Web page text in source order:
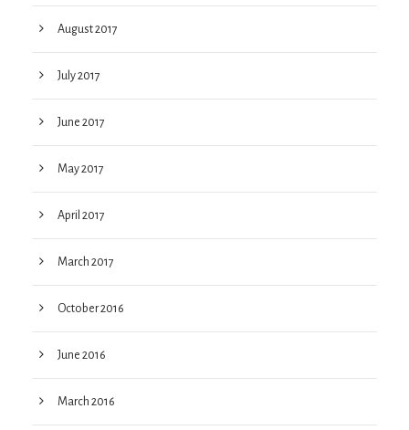
August 2017
July 2017
June 2017
May 2017
April 2017
March 2017
October 2016
June 2016
March 2016